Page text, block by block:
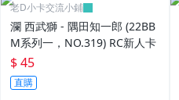
老D小卡交流小鋪
瀾 西武獅 - 隅田知一郎 (22BB
M系列一，NO.319) RC新人卡
$ 45
直購